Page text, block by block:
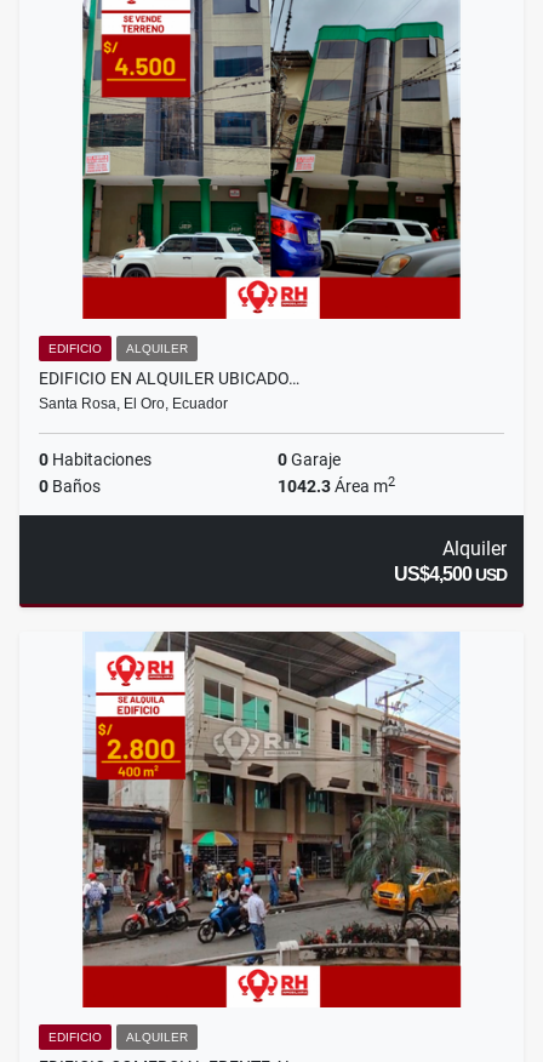
EDIFICIO ALQUILER
EDIFICIO EN ALQUILER UBICADO…
Santa Rosa, El Oro, Ecuador
0 Habitaciones 0Garaje
0 Baños 1042.3Área m2
Alquiler
US$4,500USD
EDIFICIO ALQUILER